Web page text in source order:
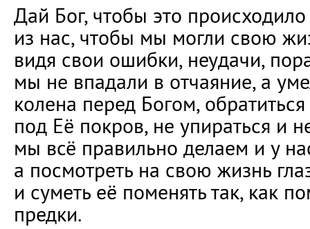
Дай Бог, чтобы это
из нас, чтобы мы могли свою
видя свои ошибки, неудачи,
мы не впадали в отчаяние, а
колена перед Богом,
под Её покров, не упираться и
мы всё правильно делаем и у
а посмотреть на свою жизнь
и суметь её поменять так, как
предки.